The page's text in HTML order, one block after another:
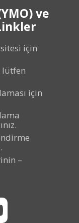
ve
için
lütfen
için
–